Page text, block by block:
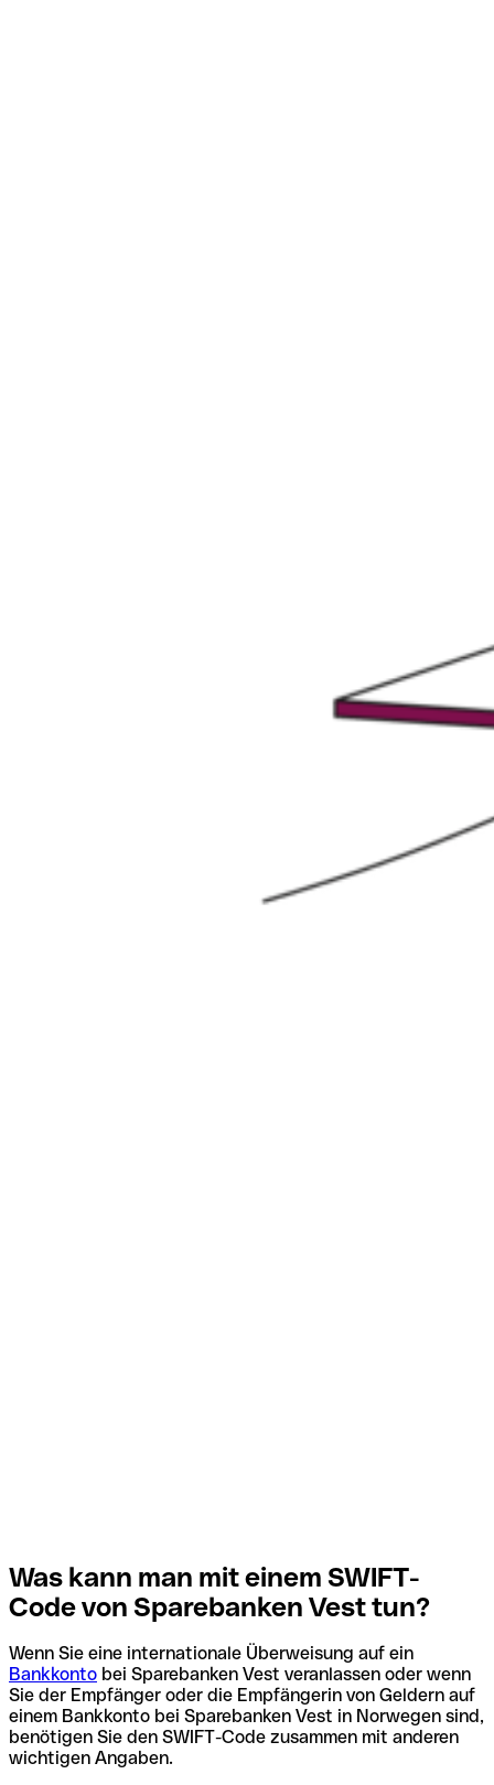
Was kann man mit einem SWIFT-
Code von Sparebanken Vest tun?
Wenn Sie eine internationale Überweisung auf ein
Bankkonto bei Sparebanken Vest veranlassen oder wenn
Sie der Empfänger oder die Empfängerin von Geldern auf
einem Bankkonto bei Sparebanken Vest in Norwegen sind,
benötigen Sie den SWIFT-Code zusammen mit anderen
wichtigen Angaben.